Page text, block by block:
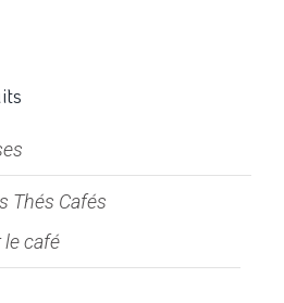
Thés Cafés
café